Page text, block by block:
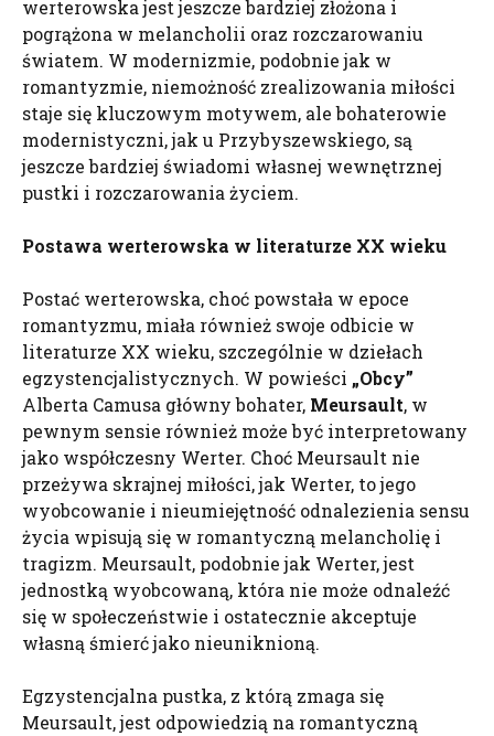
werterowska jest jeszcze bardziej złożona i
pogrążona w melancholii oraz rozczarowaniu
światem. W modernizmie, podobnie jak w
romantyzmie, niemożność zrealizowania miłości
staje się kluczowym motywem, ale bohaterowie
modernistyczni, jak u Przybyszewskiego, są
jeszcze bardziej świadomi własnej wewnętrznej
pustki i rozczarowania życiem.
Postawa werterowska w literaturze XX wieku
Postać werterowska, choć powstała w epoce
romantyzmu, miała również swoje odbicie w
literaturze XX wieku, szczególnie w dziełach
egzystencjalistycznych. W powieści „Obcy”
Alberta Camusa główny bohater, Meursault, w
pewnym sensie również może być interpretowany
jako współczesny Werter. Choć Meursault nie
przeżywa skrajnej miłości, jak Werter, to jego
wyobcowanie i nieumiejętność odnalezienia sensu
życia wpisują się w romantyczną melancholię i
tragizm. Meursault, podobnie jak Werter, jest
jednostką wyobcowaną, która nie może odnaleźć
się w społeczeństwie i ostatecznie akceptuje
własną śmierć jako nieuniknioną.
Egzystencjalna pustka, z którą zmaga się
Meursault, jest odpowiedzią na romantyczną